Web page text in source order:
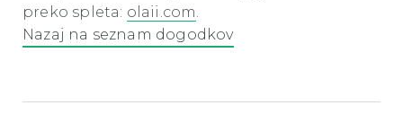
preko spleta: olaii.com.
Nazaj na seznam dogodkov